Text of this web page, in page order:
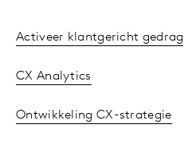
Activeer klantgericht gedrag
CX Analytics
Ontwikkeling CX-strategie